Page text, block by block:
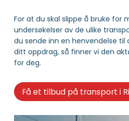
For at du skal slippe å bruke for
undersøkelser av de ulike
du sende inn en henvendelse til
ditt oppdrag, så finner vi den
for deg.
Få et tilbud på transport i